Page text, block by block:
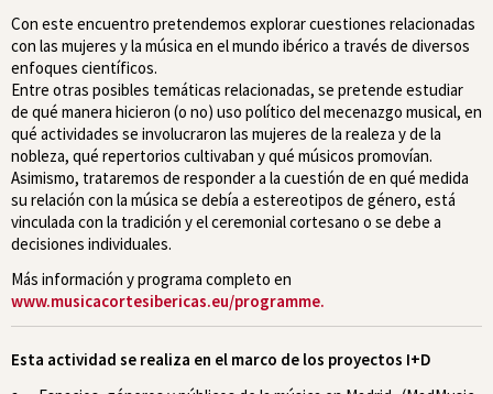
Con este encuentro pretendemos explorar cuestiones relacionadas
con las mujeres y la música en el mundo ibérico a través de diversos
enfoques científicos.
Entre otras posibles temáticas relacionadas, se pretende estudiar
de qué manera hicieron (o no) uso político del mecenazgo musical, en
qué actividades se involucraron las mujeres de la realeza y de la
nobleza, qué repertorios cultivaban y qué músicos promovían.
Asimismo, trataremos de responder a la cuestión de en qué medida
su relación con la música se debía a estereotipos de género, está
vinculada con la tradición y el ceremonial cortesano o se debe a
decisiones individuales.
Más información y programa completo en
www.musicacortesibericas.eu/programme.
Esta actividad se realiza en el marco de los proyectos I+D